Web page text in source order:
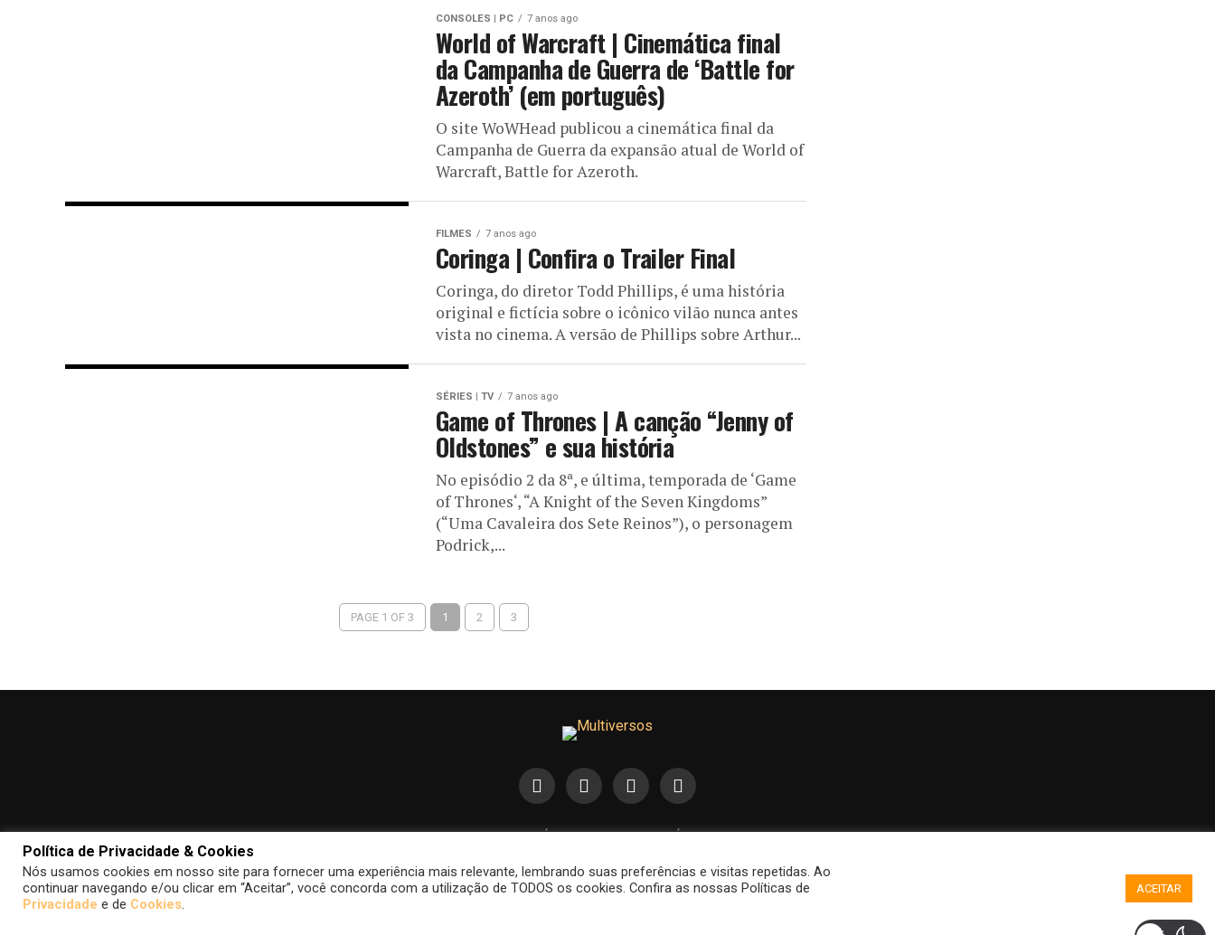
CONSOLES | PC 7 anos ago
World of Warcraft | Cinemática final
da Campanha de Guerra de ‘Battle for
Azeroth’ (em português)
O site WoWHead publicou a cinemática final da
Campanha de Guerra da expansão atual de World of
Warcraft, Battle for Azeroth.
FILMES 7 anos ago
Coringa | Confira o Trailer Final
Coringa, do diretor Todd Phillips, é uma história
original e fictícia sobre o icônico vilão nunca antes
vista no cinema. A versão de Phillips sobre Arthur...
SÉRIES | TV 7 anos ago
Game of Thrones | A canção “Jenny of
Oldstones” e sua história
No episódio 2 da 8ª, e última, temporada de ‘Game
of Thrones‘, “A Knight of the Seven Kingdoms”
(“Uma Cavaleira dos Sete Reinos”), o personagem
Podrick,...
PAGE 1 OF 3 1 2 3
FALE CONOSCO POLÍTICA DE COOKIES POLÍTICA DE PRIVACIDADE
Política de Privacidade & Cookies
Nós usamos cookies em nosso site para fornecer uma experiência mais relevante, lembrando suas preferências e visitas repetidas. Ao
continuar navegando e/ou clicar em “Aceitar”, você concorda com a utilização de TODOS os cookies. Confira as nossas Políticas de
Privacidade e de Cookies.
ACEITAR